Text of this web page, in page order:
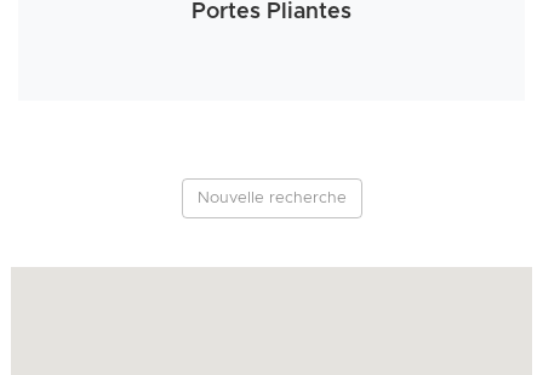
Portes Pliantes
Nouvelle recherche